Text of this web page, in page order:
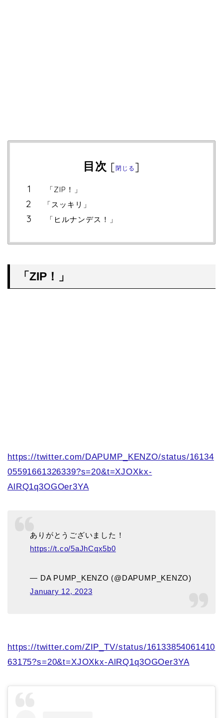
目次 [閉じる ]
「ZIP！」
「スッキリ」
「ヒルナンデス！」
「ZIP！」
https://twitter.com/DAPUMP_KENZO/status/16134
05591661326339?s=20&t=XJOXkx-
AlRQ1q3OGOer3YA
ありがとうございました！
https://t.co/5aJhCqx5b0
— DA PUMP_KENZO (@DAPUMP_KENZO)
January 12, 2023
https://twitter.com/ZIP_TV/status/16133854061410
63175?s=20&t=XJOXkx-AlRQ1q3OGOer3YA